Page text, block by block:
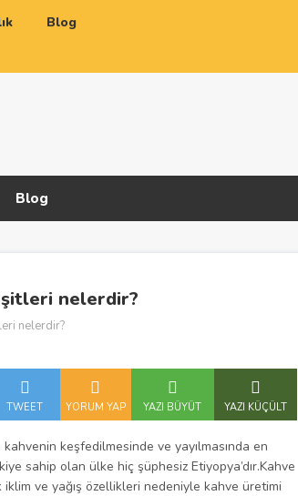
Blog
Blog
nelerdir?
nelerdir?
TWEET YORUM YAP YAZI BÜYÜT YAZI KÜÇÜLT
keşfedilmesinde ve yayılmasında en
sahip olan ülke hiç şüphesiz Etiyopya’dır.Kahve
ve yağış özellikleri nedeniyle kahve üretimi